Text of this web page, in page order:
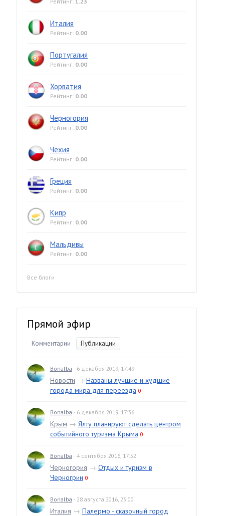
Италия
Рейтинг: 0.00
Португалия
Рейтинг: 0.00
Хорватия
Рейтинг: 0.00
Черногория
Рейтинг: 0.00
Чехия
Рейтинг: 0.00
Греция
Рейтинг: 0.00
Кипр
Рейтинг: 0.00
Мальдивы
Рейтинг: 0.00
Все блоги
Прямой эфир
Комментарии Публикации
Bonalba · 6 декабря 2019, 17:49
Новости → Названы лучшие и худшие
города мира для переезда 0
Bonalba · 6 декабря 2019, 17:36
Крым → Ялту планируют сделать центром
событийного туризма Крыма 0
Bonalba · 4 сентября 2016, 17:52
Черногория → Отдых и туризм в
Черногрии 0
Bonalba · 28 августа 2016, 23:00
Италия → Палермо - сказочный город